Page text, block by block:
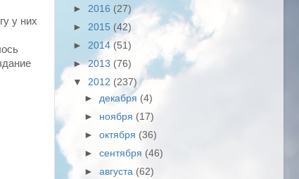
у них
► 2016 (27)
► 2015 (42)
► 2014 (51)
►2013 (76)
▼ 2012 (237)
► декабря (4)
► ноября (17)
►октября (36)
►сентября (46)
►августа (62)